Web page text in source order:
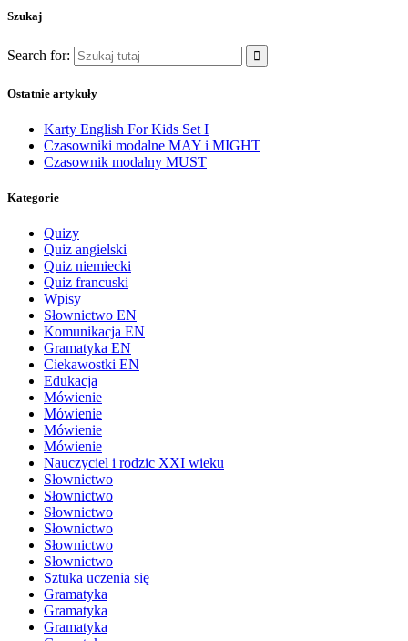
Szukaj
Search for:
Ostatnie artykuły
Karty English For Kids Set I
Czasowniki modalne MAY i MIGHT
Czasownik modalny MUST
Kategorie
Quizy
Quiz angielski
Quiz niemiecki
Quiz francuski
Wpisy
Słownictwo EN
Komunikacja EN
Gramatyka EN
Ciekawostki EN
Edukacja
Mówienie
Mówienie
Mówienie
Mówienie
Nauczyciel i rodzic XXI wieku
Słownictwo
Słownictwo
Słownictwo
Słownictwo
Słownictwo
Słownictwo
Sztuka uczenia się
Gramatyka
Gramatyka
Gramatyka